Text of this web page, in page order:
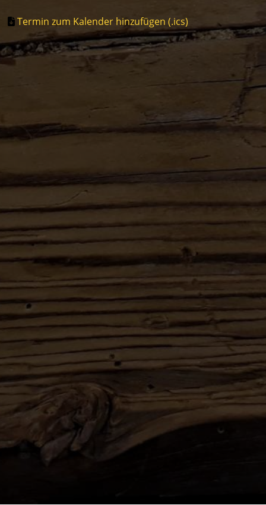
Termin zum Kalender hinzufügen (.ics)